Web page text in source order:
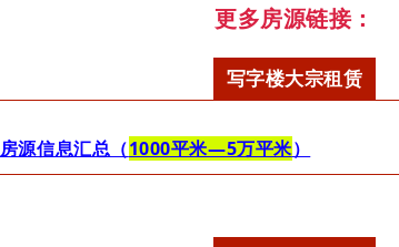
更多房源链接：
写字楼大宗租赁
房源信息汇总（1000平米—5万平米）